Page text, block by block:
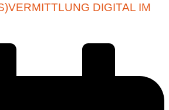
DIGITAL IM